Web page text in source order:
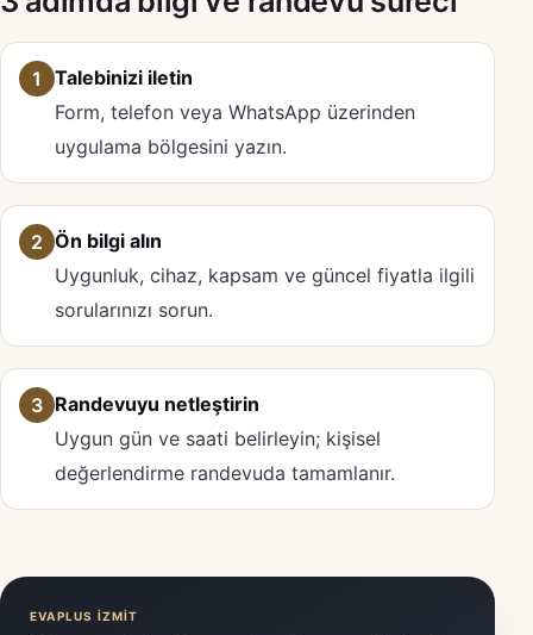
1
Talebinizi iletin
Form, telefon veya WhatsApp üzerinden
uygulama bölgesini yazın.
2 Ön bilgi alın
Uygunluk, cihaz, kapsam ve güncel fiyatla ilgili
sorularınızı sorun.
3 Randevuyu netleştirin
Uygun gün ve saati belirleyin; kişisel
değerlendirme randevuda tamamlanır.
EVAPLUS İZMİT